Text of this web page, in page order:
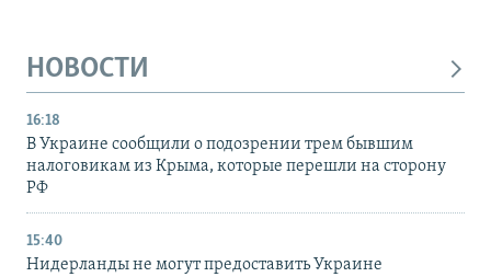
НОВОСТИ
16:18
В Украине сообщили о подозрении трем бывшим
налоговикам из Крыма, которые перешли на сторону
РФ
15:40
Нидерланды не могут предоставить Украине